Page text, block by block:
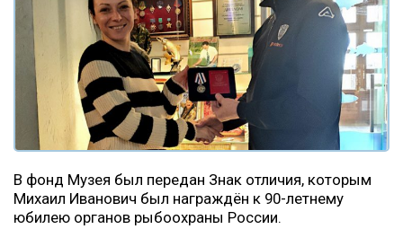
В фонд Музея был передан Знак отличия, которым
Михаил Иванович был награждён к 90-летнему
юбилею органов рыбоохраны России.